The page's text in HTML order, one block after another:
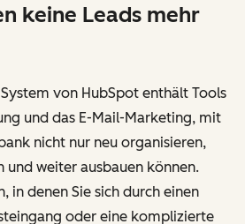
keine Leads mehr
von HubSpot enthält Tools
und das E-Mail-Marketing, mit
nicht nur neu organisieren,
und weiter ausbauen können.
in denen Sie sich durch einen
oder eine komplizierte